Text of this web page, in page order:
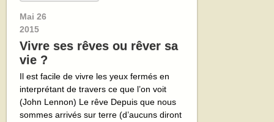
Mai 26
2015
Vivre ses rêves ou rêver sa
vie ?
Il est facile de vivre les yeux fermés en
interprétant de travers ce que l’on voit
(John Lennon) Le rêve Depuis que nous
sommes arrivés sur terre (d’aucuns diront